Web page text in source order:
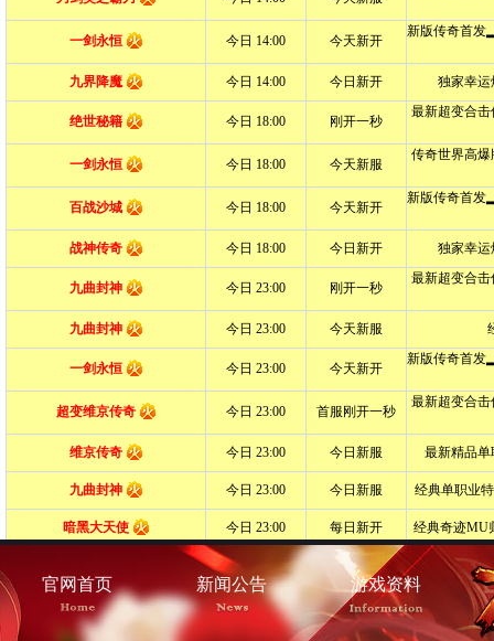
官网首页 新闻公告 游戏资料